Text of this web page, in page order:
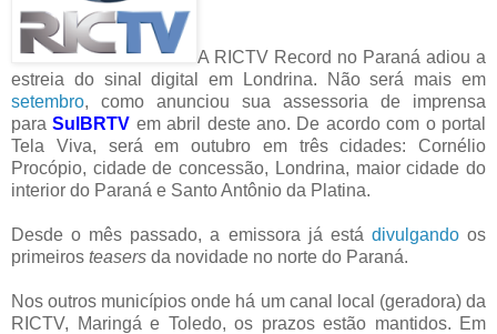
A RICTV Record no Paraná adiou a
estreia do sinal digital em Londrina. Não será mais em
setembro, como anunciou sua assessoria de imprensa
paraSulBRTV em abril deste ano. De acordo com o portal
Tela Viva, será em outubro em três cidades: Cornélio
Procópio, cidade de concessão, Londrina, maior cidade do
interior do Paraná e Santo Antônio da Platina.
Desde o mês passado, a emissora já está divulgandoos
primeiros teasers da novidade no norte do Paraná.
Nos outros municípios onde há um canal local (geradora) da
RICTV, Maringá e Toledo, os prazos estão mantidos. Em